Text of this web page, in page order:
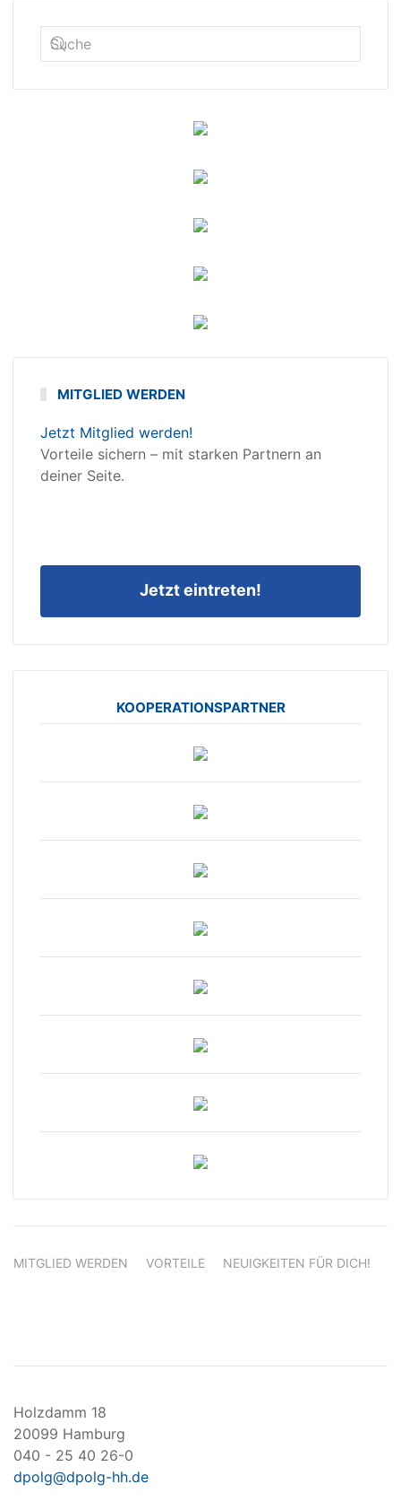
MITGLIED WERDEN
Jetzt Mitglied werden!
Vorteile sichern – mit starken Partnern an
deiner Seite.
Jetzt eintreten!
KOOPERATIONSPARTNER
MITGLIED WERDEN VORTEILE NEUIGKEITEN FÜR DICH!
Holzdamm 18
20099 Hamburg
040 - 25 40 26-0
dpolg@dpolg-hh.de